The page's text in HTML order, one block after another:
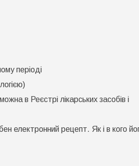
періоді
в Реєстрі лікарських засобів і
електронний рецепт. Як і в кого